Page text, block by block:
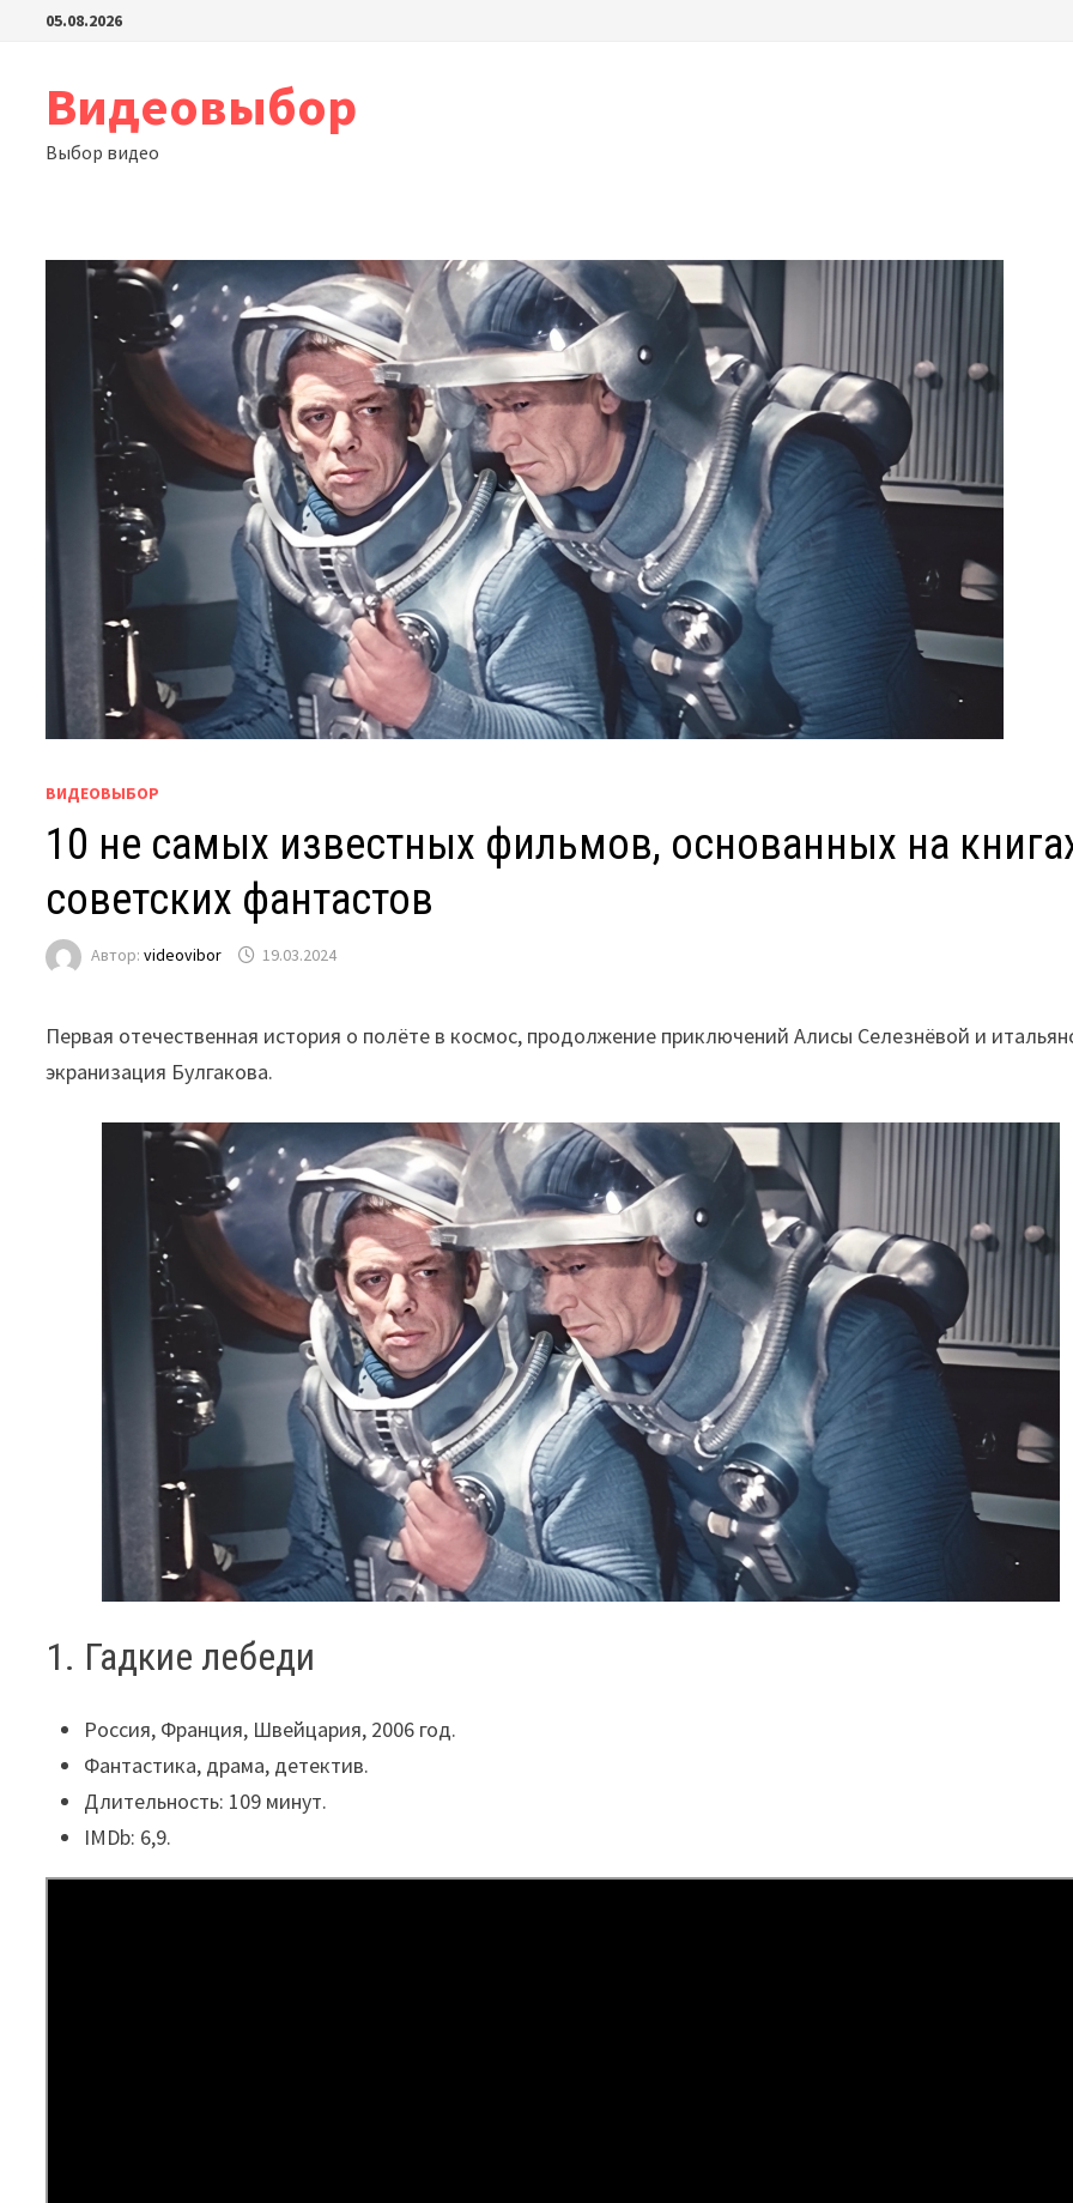
Перейти05.08.2026
Видеовыбор
Выбор видео
ВИДЕОВЫБОР
10 не самых известных фильмов, основанных на
советских фантастов
Автор:videovibor 19.03.2024
Первая отечественная история о полёте в космос, продолжение приключений Алисы Селезнёвой и
экранизация Булгакова.
1. Гадкие лебеди
Россия, Франция, Швейцария, 2006 год.
Фантастика, драма, детектив.
Длительность: 109 минут.
IMDb: 6,9.